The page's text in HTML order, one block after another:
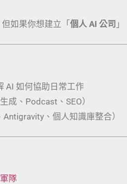
如果你想建立「 個人 AI 公司
AI 如何協助日常工作
成、Podcast、SEO）
、個人知識庫整合）
隊